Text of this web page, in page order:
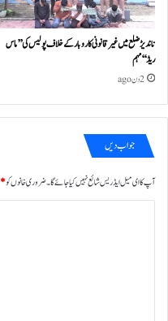
ناندیڑ ضلع میں غیر قانونی کاروبار کے خلاف پولیس کی ’’ماس
ریڈ‘‘ مہم
2 دن ago
جواب دیں
آپ کا ای میل ایڈریس شائع نہیں کیا جائے گا۔ضروری خانوں کو*